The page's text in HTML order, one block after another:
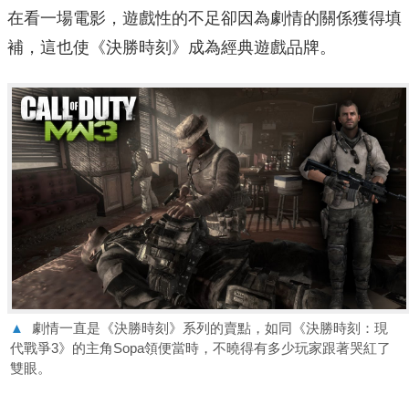
在看一場電影，遊戲性的不足卻因為劇情的關係獲得填
補，這也使《決勝時刻》成為經典遊戲品牌。
▲
劇情一直是《決勝時刻》系列的賣點，如同《決勝時刻：現
代戰爭3》的主角Sopa領便當時，不曉得有多少玩家跟著哭紅了
雙眼。